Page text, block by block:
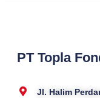
PT Topla
Jl. Halim